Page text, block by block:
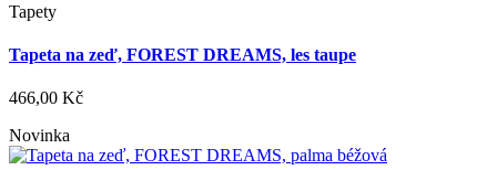
Tapety
Tapeta na zeď, FOREST DREAMS, les taupe
466,00 Kč
Novinka